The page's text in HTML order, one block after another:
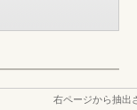
右ページから抽出